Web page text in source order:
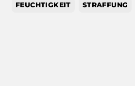
FEUCHTIGKEIT STRAFFUNG